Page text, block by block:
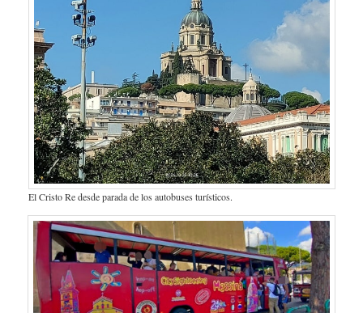
El Cristo Re desde parada de los autobuses turísticos.